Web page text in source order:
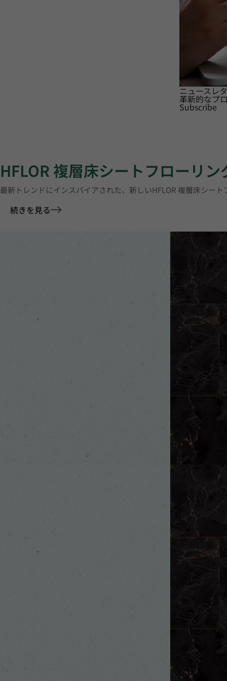
ニュースレ
革新的なプ
Subscribe
HFLOR 複層床シートフローリン
最新トレンドにインスパイアされた、新しいHFLOR 複層床シー
続きを見る